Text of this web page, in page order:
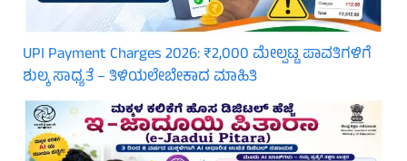
UPI Payment Charges 2026: ₹2,000 ಮೇಲ್ಪಟ್ಟ ಪಾವತಿಗಳಿಗೆ
ಶುಲ್ಕ ಸಾಧ್ಯತೆ – ತಿಳಿಯಲೇಬೇಕಾದ ಮಾಹಿತಿ